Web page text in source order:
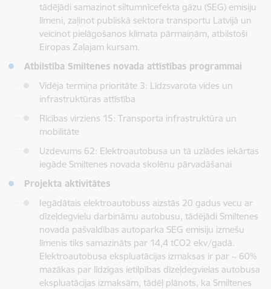
tādējādi samazinot siltumnīcefekta gāzu (SEG) emisiju
līmeni, zaļinot publiskā sektora transportu Latvijā un
veicinot pielāgošanos klimata pārmaiņām, atbilstoši
Eiropas Zaļajam kursam.
Atbilstība Smiltenes novada attīstības programmai
Vidēja termiņa prioritāte 3: Līdzsvarota vides un
infrastruktūras attīstība
Rīcības virziens 15: Transporta infrastruktūra un
mobilitāte
Uzdevums 62: Elektroautobusa un tā uzlādes iekārtas
iegāde Smiltenes novada skolēnu pārvadāšanai
Projekta aktivitātes
Iegādātais elektroautobuss aizstās 20 gadus vecu ar
dīzeļdegvielu darbināmu autobusu, tādējādi Smiltenes
novada pašvaldības autoparka SEG emisiju izmešu
līmenis tiks samazināts par 14,4 tCO2 ekv/gadā.
Elektroautobusa ekspluatācijas izmaksas ir par ~ 60%
mazākas par līdzīgas ietilpības dīzeļdegvielas autobusa
ekspluatācijas izmaksām, tādēļ plānots, ka Smiltenes